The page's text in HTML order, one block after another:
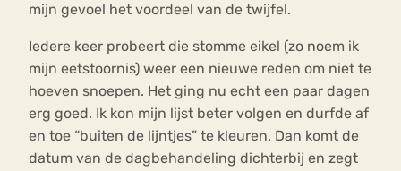
mijn gevoel het voordeel van de twijfel.
Iedere keer probeert die stomme eikel (zo noem ik
mijn eetstoornis) weer een nieuwe reden om niet te
hoeven snoepen. Het ging nu echt een paar dagen
erg goed. Ik kon mijn lijst beter volgen en durfde af
en toe “buiten de lijntjes” te kleuren. Dan komt de
datum van de dagbehandeling dichterbij en zegt